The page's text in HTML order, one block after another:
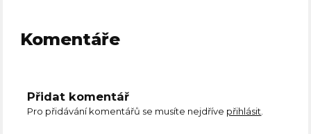
Komentáře
Přidat komentář
Pro přidávání komentářů se musíte nejdříve přihlásit